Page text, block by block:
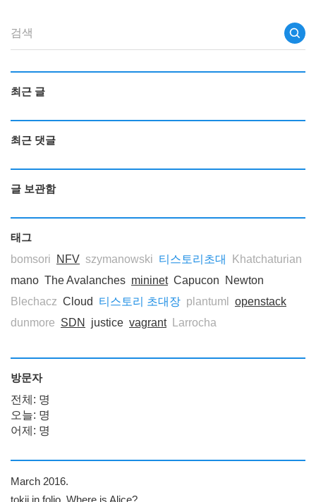
최근 글
최근 댓글
글 보관함
태그
bomsori
NFV szymanowski 티스토리초대
Khatchaturian
mano The Avalanches mininet Capucon
Newton
Blechacz Cloud 티스토리 초대장 plantuml
openstack
dunmore SDN justice vagrant Larrocha
방문자
전체: 명
오늘: 명
어제: 명
March 2016.
tokii in folio, Where is Alice?